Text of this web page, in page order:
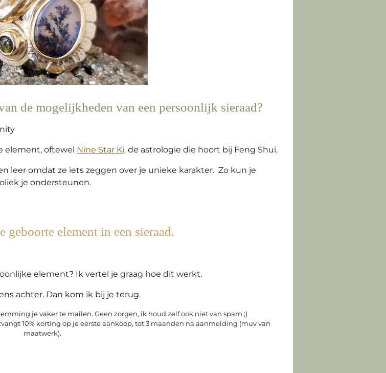
de mogelijkheden van een persoonlijk sieraad?
element, oftewel Nine Star Ki, de astrologie die hoort bij Feng Shui.
leer omdat ze iets zeggen over je unieke karakter. Zo kun je
je ondersteunen.
geboorte element in een sieraad.
element? Ik vertel je graag hoe dit werkt.
achter. Dan kom ik bij je terug.
je vaker te mailen. Geen zorgen, ik houd zelf ook niet van spam ;)
10% korting op je eerste aankoop, tot 3 maanden na aanmelding (muv van
maatwerk).